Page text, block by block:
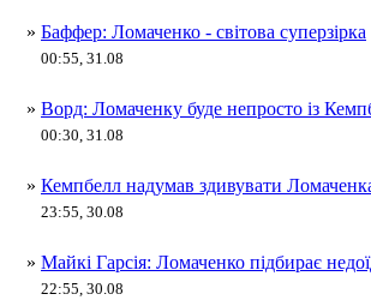
» Баффер: Ломаченко - світова суперзірка
00:55, 31.08
» Ворд: Ломаченку буде непросто із
00:30, 31.08
» Кемпбелл надумав здивувати
23:55, 30.08
» Майкі Гарсія: Ломаченко підбирає
22:55, 30.08